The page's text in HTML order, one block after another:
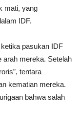
mati, yang
IDF.
pasukan IDF
arah mereka. Setelah
tentara
kematian mereka.
bahwa salah